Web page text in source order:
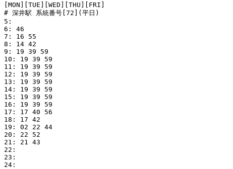
[MON][TUE][WED][THU][FRI]
# 深井駅 系統番号[72](平日)
5:
6: 46
7: 16 55
8: 14 42
9: 19 39 59
10: 19 39 59
11: 19 39 59
12: 19 39 59
13: 19 39 59
14: 19 39 59
15: 19 39 59
16: 19 39 59
17: 17 40 56
18: 17 42
19: 02 22 44
20: 22 52
21: 21 43
22:
23:
24: